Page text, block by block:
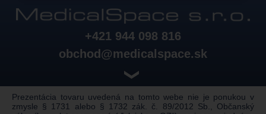
+421 944 098 816
obchod@medicalspace.sk
❯
Prezentácia tovaru uvedená na tomto webe nie je ponukou v
zmysle § 1731 alebo § 1732 zák. č. 89/2012 Sb., Občanský